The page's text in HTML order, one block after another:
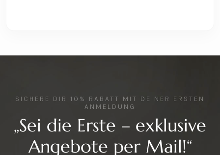
SICHERE DIR 10% RABATT MIT DEINER ERSTEN
ANMELDUNG
„Sei die Erste – exklusive
Angebote per Mail!“